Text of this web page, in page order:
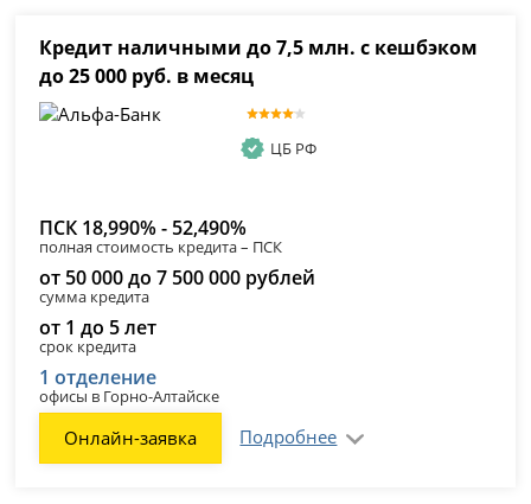
Кредит наличными до 7,5 млн. с кешбэком
до 25 000 руб. в месяц
ЦБ РФ
ПСК 18,990% - 52,490%
полная стоимость кредита – ПСК
от 50 000 до 7 500 000 рублей
сумма кредита
от 1 до 5 лет
срок кредита
1 отделение
офисы в Горно-Алтайске
Онлайн-заявка Подробнее